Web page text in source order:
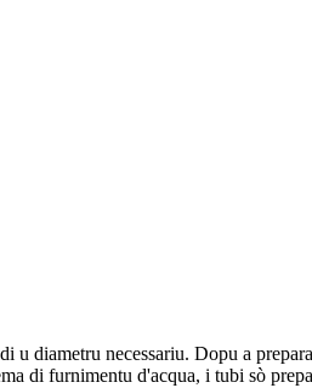
diametru necessariu. Dopu a
di furnimentu d'acqua, i tubi sò